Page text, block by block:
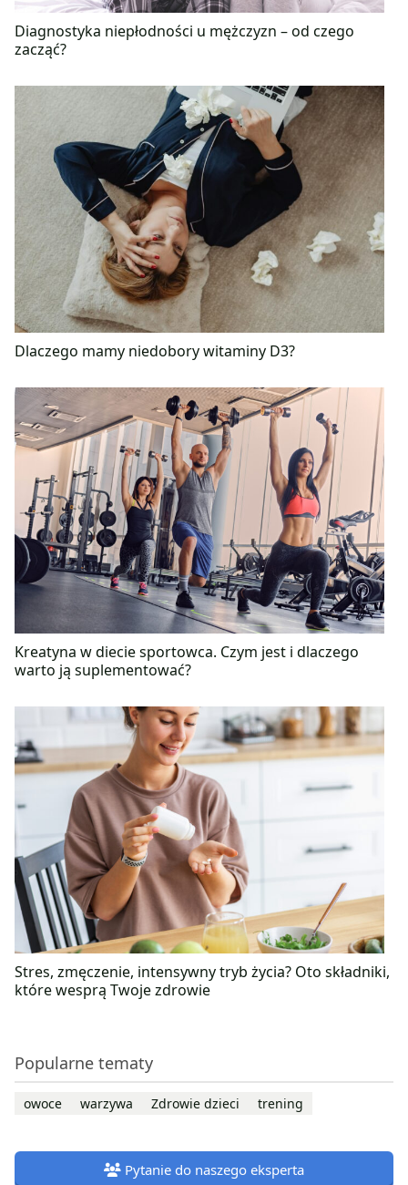
Diagnostyka niepłodności u mężczyzn – od czego
zacząć?
Dlaczego mamy niedobory witaminy D3?
Kreatyna w diecie sportowca. Czym jest i dlaczego
warto ją suplementować?
Stres, zmęczenie, intensywny tryb życia? Oto składniki,
które wesprą Twoje zdrowie
Popularne tematy
owoce warzywa Zdrowie dzieci trening
Pytanie do naszego eksperta